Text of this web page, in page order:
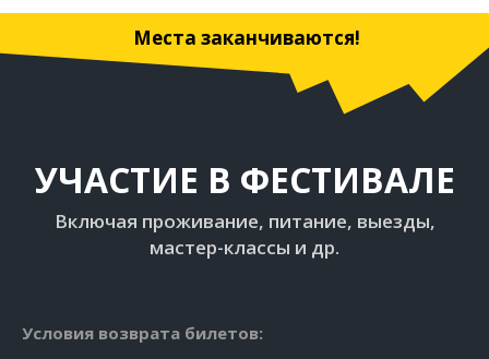
Места заканчиваются!
УЧАСТИЕ В ФЕСТИВАЛЕ
Включая проживание, питание, выезды,
мастер-классы и др.
Условия возврата билетов: